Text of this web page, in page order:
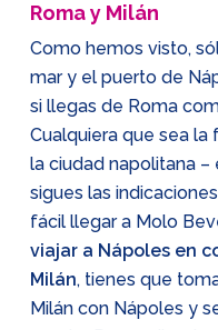
Roma y Milán
Como hemos visto,
mar y el puerto de
si llegas de Roma
Cualquiera que sea la
la ciudad napolitana –
sigues las
fácil llegar a Molo
viajar a Nápoles en
Milán, tienes que
Milán con Nápoles y